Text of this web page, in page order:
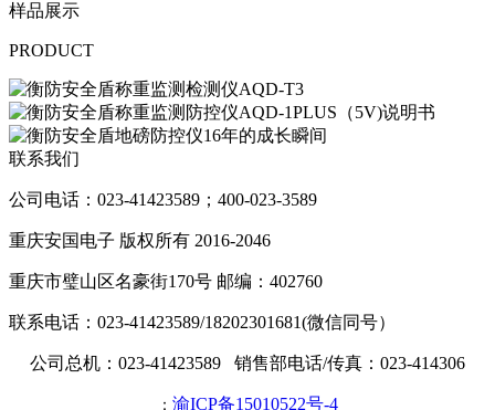
样品展示
PRODUCT
联系我们
公司电话：023-41423589；400-023-3589
重庆安国电子 版权所有 2016-2046
重庆市璧山区名豪街170号 邮编：402760
联系电话：023-41423589/18202301681(微信同号）
公司总机：023-41423589 销售部电话/传真：023-414306
： 渝ICP备15010522号-4